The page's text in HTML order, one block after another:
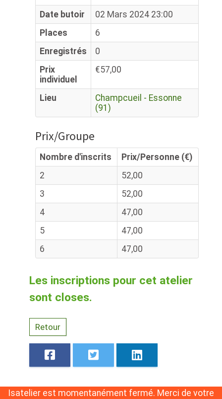
Date butoir
02 Mars 2024 23:00
Places
6
Enregistrés
0
Prix
individuel
€57,00
Lieu
Champcueil - Essonne
(91)
Prix/Groupe
Nombre d'inscrits
Prix/Personne (€)
2
52,00
3
52,00
4
47,00
5
47,00
6
47,00
Les inscriptions pour cet atelier
sont closes.
Retour
Isatelier est momentanément fermé. Merci de votre